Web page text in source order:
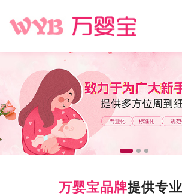
万婴宝品牌提供专